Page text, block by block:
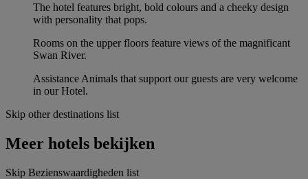
The hotel features bright, bold colours and a cheeky design
with personality that pops.
Rooms on the upper floors feature views of the magnificant
Swan River.
Assistance Animals that support our guests are very welcome
in our Hotel.
Skip other destinations list
Meer hotels bekijken
Skip Bezienswaardigheden list